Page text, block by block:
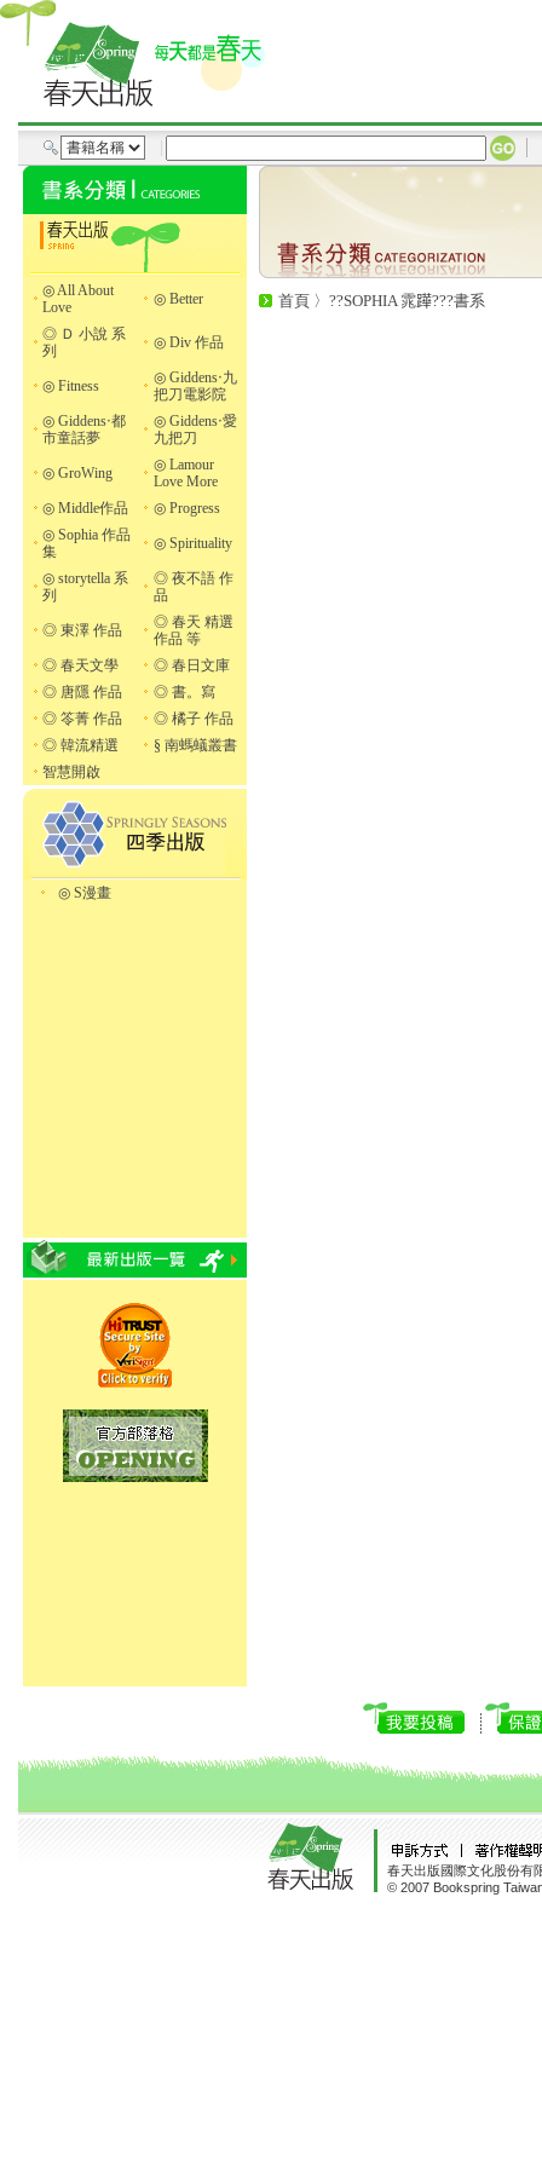
◎ All About
Love
◎ Better
◎ Ｄ 小說 系
列
◎ Div 作品
◎ Fitness
◎ Giddens‧九
把刀電影院
◎ Giddens‧都
市童話夢
◎ Giddens‧愛
九把刀
◎ GroWing
◎ Lamour
Love More
◎ Middle作品
◎ Progress
◎ Sophia 作品
集
◎ Spirituality
◎ storytella 系
列
◎ 夜不語 作
品
◎ 東澤 作品
◎ 春天 精選
作品 等
◎ 春天文學
◎ 春日文庫
◎ 唐隱 作品
◎ 書。寫
◎ 笭菁 作品
◎ 橘子 作品
◎ 韓流精選
§ 南螞蟻叢書
智慧開啟
◎ S漫畫
首頁 〉 ??SOPHIA 雿𨅯???書系
春天出版國際文化股份有
© 2007 Bookspring